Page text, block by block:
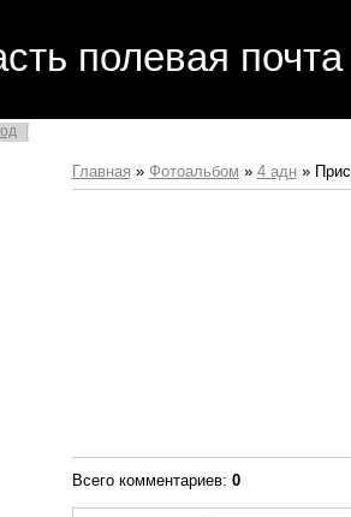
полевая
Главная » Фотоальбом » 4 адн»
Всего комментариев: 0